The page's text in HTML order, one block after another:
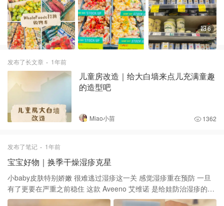
🌟 Mrs. Meyer's 洗手液 很多适合秋冬的新味道，Apple Cider超秋
天 🌟 健康零食紫菜打折啦 包点儿米饭进去小朋友最爱 🌟 没喝过的
各种latte在打折 包装特别精致，希望好喝 🌟 大紫薯丑番茄都是家里
常备 还买到了Sweetest batch的草莓🍓 一口气拿了四盒，超爱
6
发布了长文章 1年前
儿童房改造｜给大白墙来点儿充满童趣
的造型吧
Miao小苗 1362
发布了笔记 1年前
宝宝好物｜换季干燥湿疹克星
小baby皮肤特别娇嫩 很难逃过湿疹这一关 感觉湿疹重在预防 一旦
有了更要在严重之前稳住 这款 Aveeno 艾维诺 是给娃防治湿疹的过
程中用过效果最好的一款 舒缓湿疹宝宝护理乳霜 312g $19(到手价)